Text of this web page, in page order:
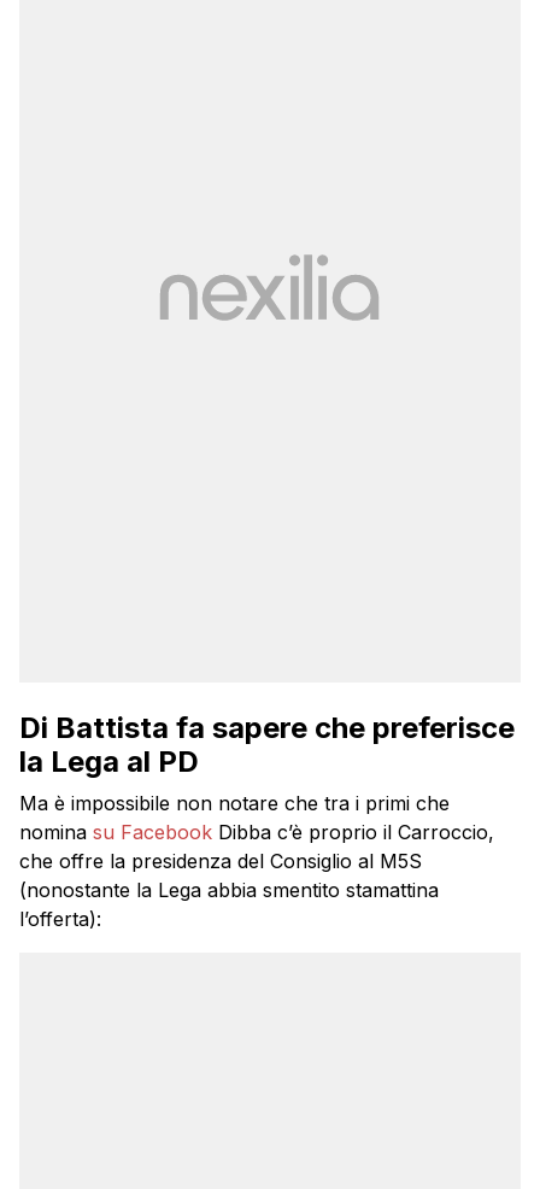
Di Battista fa sapere che preferisce
la Lega al PD
Ma è impossibile non notare che tra i primi che
nomina su Facebook Dibba c’è proprio il Carroccio,
che offre la presidenza del Consiglio al M5S
(nonostante la Lega abbia smentito stamattina
l’offerta):